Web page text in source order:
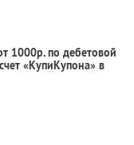
1000р. по дебетовой
«КупиКупона» в